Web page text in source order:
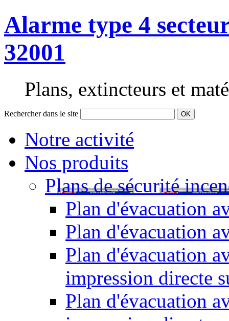
Alarme type 4
32001
Plans, extincteurs et
Rechercher dans le site OK
Notre activité
Nos produits
Plans de sécurité
Plan d'évacuation
Plan d'évacuation
Plan d'évacuation
impression directe
Plan d'évacuation